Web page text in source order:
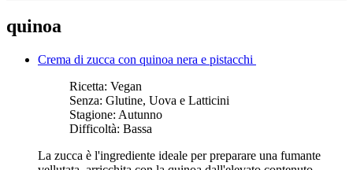
quinoa
Crema di zucca con quinoa nera e pistacchi
Ricetta: Vegan
Senza: Glutine, Uova e Latticini
Stagione: Autunno
Difficoltà: Bassa
La zucca è l'ingrediente ideale per preparare una fumante